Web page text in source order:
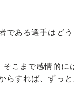
ある選手はど
そこまで感情的
らすれば、ずっ